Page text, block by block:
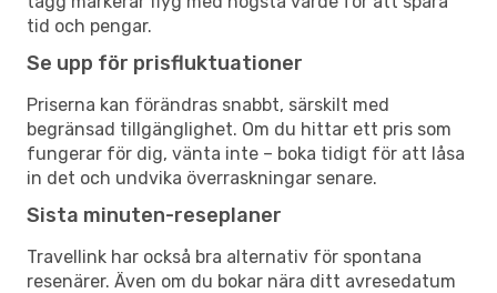
tid och pengar.
Se upp för prisfluktuationer
Priserna kan förändras snabbt, särskilt med
begränsad tillgänglighet. Om du hittar ett pris som
fungerar för dig, vänta inte – boka tidigt för att låsa
in det och undvika överraskningar senare.
Sista minuten-reseplaner
Travellink har också bra alternativ för spontana
resenärer. Även om du bokar nära ditt avresedatum